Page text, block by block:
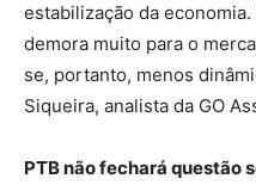
estabilização da
demora muito para o
se, portanto, menos
Siqueira, analista da GO
PTB não fechará questão